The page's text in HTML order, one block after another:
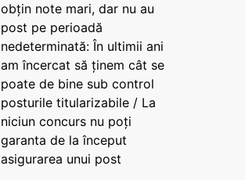
obțin note mari, dar nu au
post pe perioadă
nedeterminată: În ultimii ani
am încercat să ținem cât se
poate de bine sub control
posturile titularizabile / La
niciun concurs nu poți
garanta de la început
asigurarea unui post